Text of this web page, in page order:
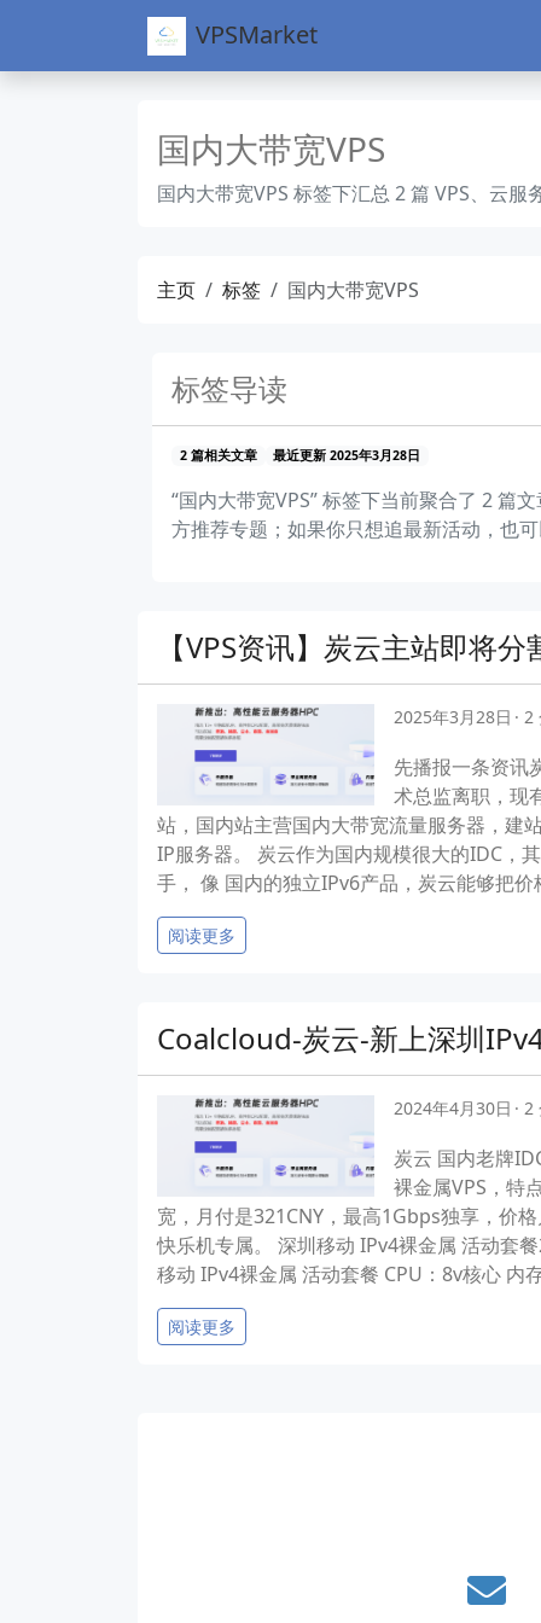
VPSMarket
国内大带宽VPS
国内大带宽VPS 标签下汇总 2 篇 VPS、云
主页 标签 国内大带宽VPS
标签导读
2 篇相关文章 最近更新 2025年3月28日
“国内大带宽VPS” 标签下当前聚合了 2 篇
方推荐专题；如果你只想追最新活动，也
【VPS资讯】炭云主站即将
2025年3月28日 2
先播报一条资
术总监离职，现
站，国内站主营国内大带宽流量服务器，建
IP服务器。 炭云作为国内规模很大的IDC，
手， 像 国内的独立IPv6产品，炭云能够把
阅读更多
Coalcloud-炭云-新上深圳
2024年4月30日 2
炭云 国内老牌
裸金属VPS，特
宽，月付是321CNY，最高1Gbps独享，价
快乐机专属。 深圳移动 IPv4裸金属 活动套
移动 IPv4裸金属 活动套餐 CPU：8v核心 内
阅读更多